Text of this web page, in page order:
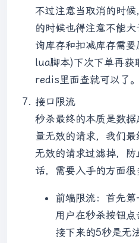
不过注意当取消的时
的时候也得注意不能
询库存和扣减库存需
lua脚本)下次下单再获
redis里面查就可以了。
接口限流
秒杀最终的本质是数
量无效的请求，我们
无效的请求过滤掉，
话，需要入手的方面很
前端限流：首先第
用户在秒杀按钮
接下来的5秒是无